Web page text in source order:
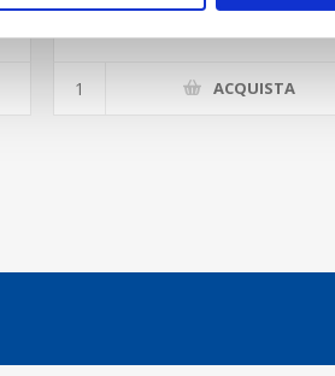
ACQUISTA